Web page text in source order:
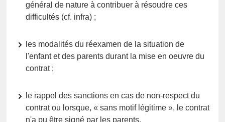
général de nature à contribuer à résoudre ces
difficultés (cf. infra) ;
les modalités du réexamen de la situation de
l'enfant et des parents durant la mise en oeuvre du
contrat ;
le rappel des sanctions en cas de non-respect du
contrat ou lorsque, « sans motif légitime », le contrat
n'a pu être signé par les parents.